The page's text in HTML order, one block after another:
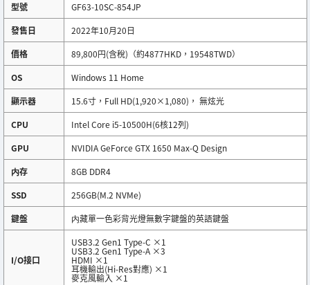
型號
GF63-10SC-854JP
發售日
2022年10月20日
價格
89,800円(含稅)（約4877HKD，19548TWD）
OS
Windows 11 Home
顯示器
15.6寸，Full HD(1,920×1,080)， 無炫光
CPU
Intel Core i5-10500H(6核12列)
GPU
NVIDIA GeForce GTX 1650 Max-Q Design
内存
8GB DDR4
SSD
256GB(M.2 NVMe)
鍵盤
内藏單一色彩背光燈無數字鍵盤的英語鍵盤
I/O接口
USB3.2 Gen1 Type-C ×1
USB3.2 Gen1 Type-A ×3
HDMI ×1
耳機輸出(Hi-Res對應) ×1
麥克風輸入 ×1